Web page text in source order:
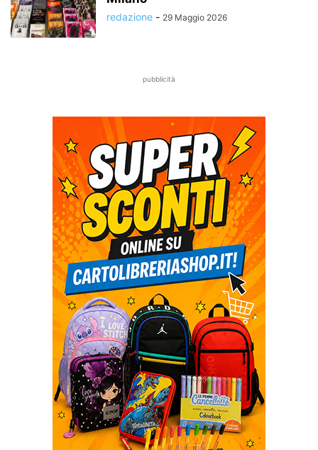
redazione - 29 Maggio 2026
pubblicità